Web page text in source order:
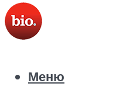
Меню